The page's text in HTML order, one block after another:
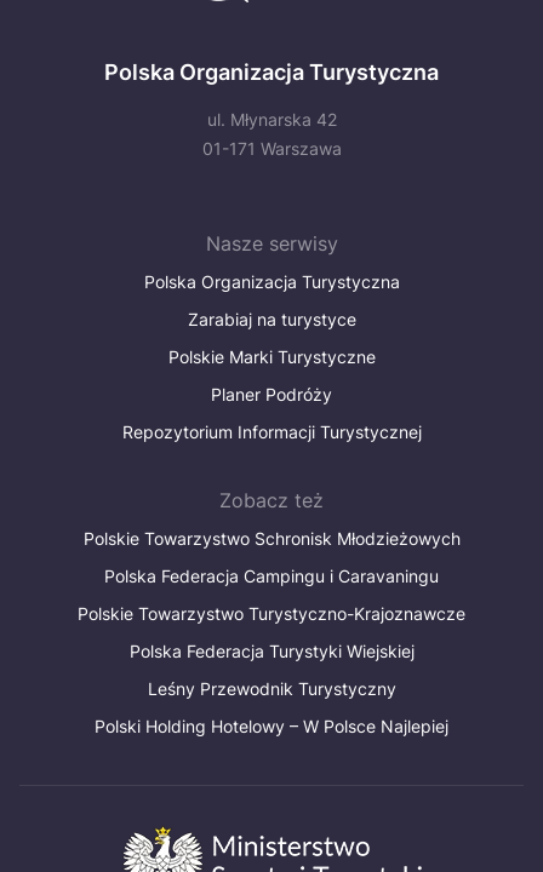
Polska Organizacja Turystyczna
ul. Młynarska 42
01-171 Warszawa
Nasze serwisy
Polska Organizacja Turystyczna
Zarabiaj na turystyce
Polskie Marki Turystyczne
Planer Podróży
Repozytorium Informacji Turystycznej
Zobacz też
Polskie Towarzystwo Schronisk Młodzieżowych
Polska Federacja Campingu i Caravaningu
Polskie Towarzystwo Turystyczno-Krajoznawcze
Polska Federacja Turystyki Wiejskiej
Leśny Przewodnik Turystyczny
Polski Holding Hotelowy – W Polsce Najlepiej